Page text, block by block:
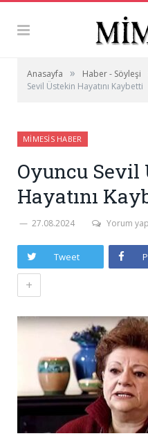
Anasayfa » Haber - Söyleşi
Sevil Üstekin Hayatını Kaybetti
MIMESIS HABER
Oyuncu Sevil
Hayatını
27.08.2024 Yorum
Tweet
+